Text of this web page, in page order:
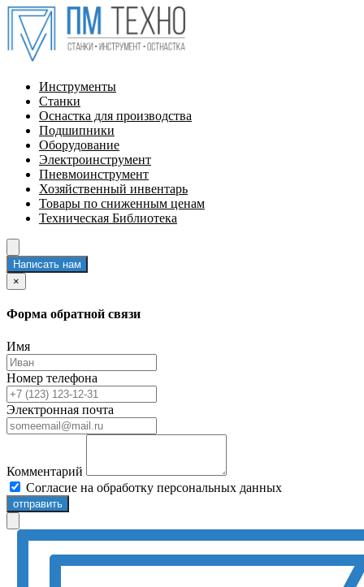
Инструменты
Станки
Оснастка для производства
Подшипники
Оборудование
Электроинструмент
Пневмоинструмент
Хозяйственный инвентарь
Товары по сниженным ценам
Техническая Библиотека
Написать нам
×
Форма обратной связи
Имя
Номер телефона
Электронная почта
Комментарий
Согласие на обработку персональных данных
отправить